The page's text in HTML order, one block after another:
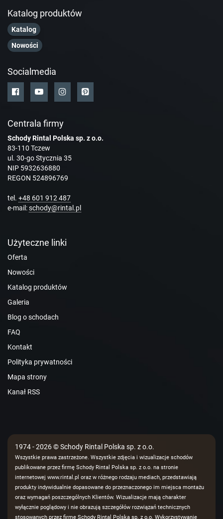
Katalog produktów
Katalog
Nowości
Socialmedia
Centrala firmy
Schody Rintal Polska sp. z o.o.
83-110 Tczew
ul. 30-go Stycznia 35
NIP 5932636880
REGON 524896769
tel. +48 601 912 487
e-mail:schody@rintal.pl
Użyteczne linki
Oferta
Nowości
Katalog produktów
Galeria
Blog o schodach
FAQ
Kontakt
Polityka prywatności
Mapa strony
Kanał RSS
1974 - 2026 © Schody Rintal Polska sp. z o.o.
Wszystkie prawa zastrzeżone. Wszystkie zdjęcia i wizualizacje schodów
publikowane przez firmę Schody Rintal Polska sp. z o.o. na stronie
internetowej www.rintal.pl oraz w różnego rodzaju mediach, przedstawiają
produkty indywidualnie dopasowane do przeznaczonego im miejsca montażu
oraz wymagań poszczególnych Klientów. Wizualizacje mają charakter
wyłącznie poglądowy i nie obrazują szczegółów rozwiązań technicznych
stosowanych przez firmę Schody Rintal Polska sp. z o.o. Wykorzystywanie